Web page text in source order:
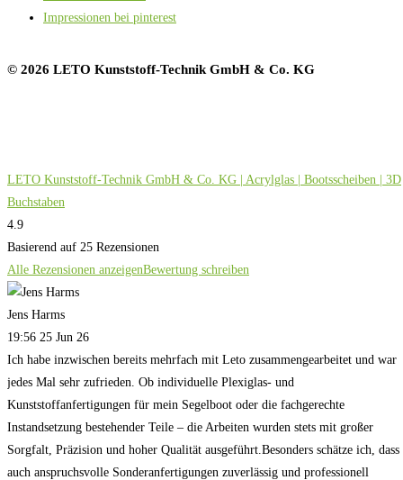
Impressionen bei pinterest
© 2026 LETO Kunststoff-Technik GmbH & Co. KG
LETO Kunststoff-Technik GmbH & Co. KG | Acrylglas | Bootsscheiben | 3D
Buchstaben
4.9
Basierend auf 25 Rezensionen
Alle Rezensionen anzeigenBewertung schreiben
Jens Harms
19:56 25 Jun 26
Ich habe inzwischen bereits mehrfach mit Leto zusammengearbeitet und war
jedes Mal sehr zufrieden. Ob individuelle Plexiglas- und
Kunststoffanfertigungen für mein Segelboot oder die fachgerechte
Instandsetzung bestehender Teile – die Arbeiten wurden stets mit großer
Sorgfalt, Präzision und hoher Qualität ausgeführt.Besonders schätze ich, dass
auch anspruchsvolle Sonderanfertigungen zuverlässig und professionell